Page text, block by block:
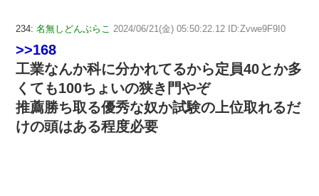
234: 名無しどんぶらこ 2024/06/21(金) 05:50:22.12 ID:Zvwe9F9I0
>>168
工業なんか科に分かれてるから定員40とか多
くても100ちょいの狭き門やぞ
推薦勝ち取る優秀な奴か試験の上位取れるだ
けの頭はある程度必要